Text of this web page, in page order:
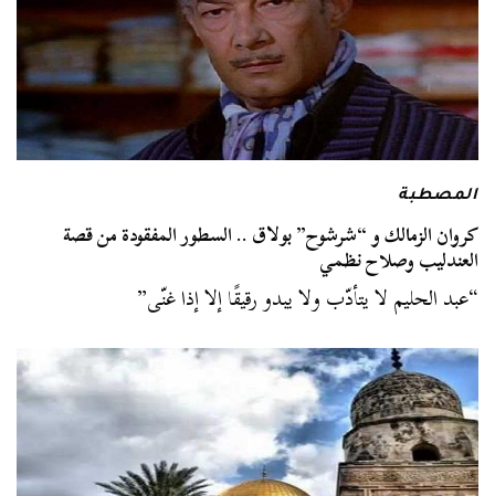
المصطبة
كروان الزمالك و “شرشوح” بولاق .. السطور المفقودة من قصة
العندليب وصلاح نظمي
“عبد الحليم لا يتأدّب ولا يبدو رقيقًا إلا إذا غنّى”